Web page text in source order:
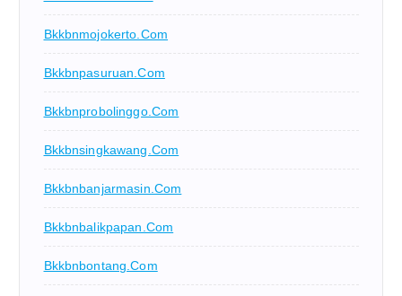
Bkkbnmojokerto.com
Bkkbnpasuruan.com
Bkkbnprobolinggo.com
Bkkbnsingkawang.com
Bkkbnbanjarmasin.com
Bkkbnbalikpapan.com
Bkkbnbontang.com